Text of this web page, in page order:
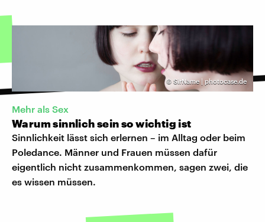
© SirName | photocase.de
Mehr als Sex
Warum sinnlich sein so wichtig ist
Sinnlichkeit lässt sich erlernen – im Alltag oder beim
Poledance. Männer und Frauen müssen dafür
eigentlich nicht zusammenkommen, sagen zwei, die
es wissen müssen.